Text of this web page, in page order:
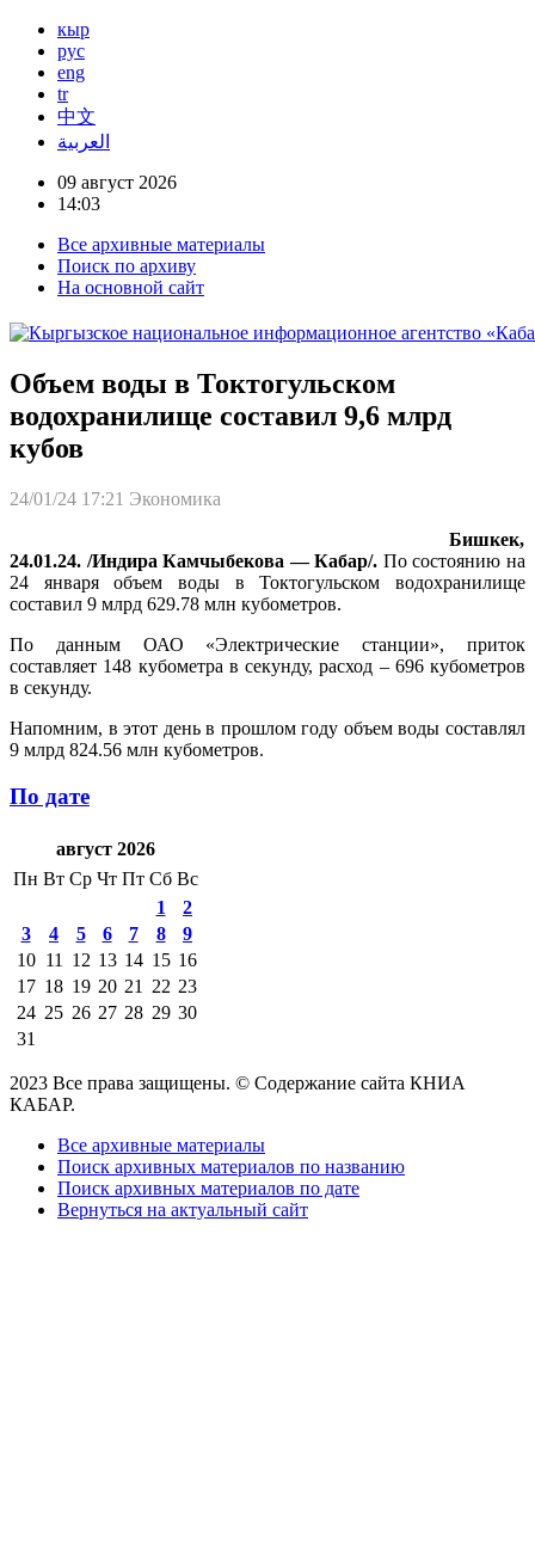
кыр
рус
eng
tr
中文
العربية
09 август 2026
14:03
Все архивные материалы
Поиск по архиву
На основной сайт
Объем воды в Токтогульском
водохранилище составил 9,6 млрд
кубов
24/01/24 17:21 Экономика
Бишкек,
24.01.24. /Индира Камчыбекова — Кабар/. По состоянию на
24 января объем воды в Токтогульском водохранилище
составил 9 млрд 629.78 млн кубометров.
По данным ОАО «Электрические станции», приток
составляет 148 кубометра в секунду, расход – 696 кубометров
в секунду.
Напомним, в этот день в прошлом году объем воды составлял
9 млрд 824.56 млн кубометров.
По дате
август 2026
Пн Вт Ср Чт Пт Сб Вс
1
2
3
4 5 6 7 8
9
10 11 12 13 14 15 16
17 18 19 20 21 22 23
24 25 26 27 28 29 30
31
2023 Все права защищены. © Содержание сайта КНИА
КАБАР.
Все архивные материалы
Поиск архивных материалов по названию
Поиск архивных материалов по дате
Вернуться на актуальный сайт